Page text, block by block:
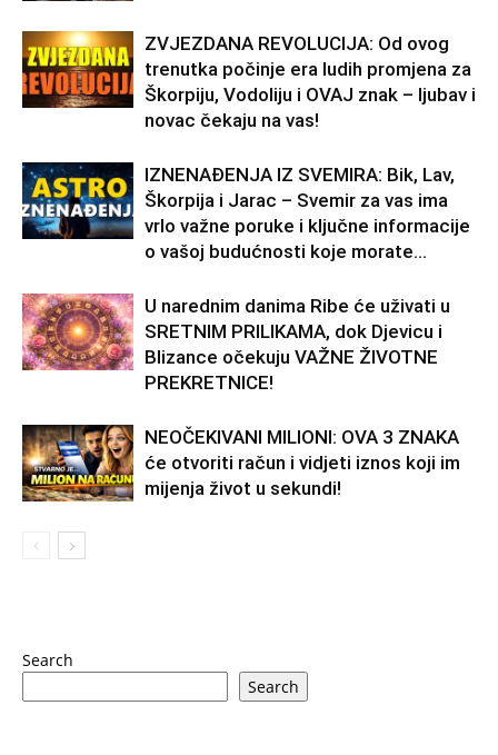
ZVJEZDANA REVOLUCIJA: Od ovog
trenutka počinje era ludih promjena za
Škorpiju, Vodoliju i OVAJ znak – ljubav i
novac čekaju na vas!
IZNENAĐENJA IZ SVEMIRA: Bik, Lav,
Škorpija i Jarac – Svemir za vas ima
vrlo važne poruke i ključne informacije
o vašoj budućnosti koje morate...
U narednim danima Ribe će uživati u
SRETNIM PRILIKAMA, dok Djevicu i
Blizance očekuju VAŽNE ŽIVOTNE
PREKRETNICE!
NEOČEKIVANI MILIONI: OVA 3 ZNAKA
će otvoriti račun i vidjeti iznos koji im
mijenja život u sekundi!
Search
Search